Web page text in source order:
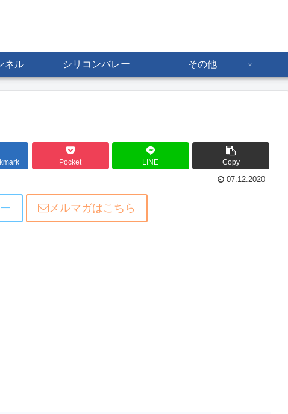
ネル シリコンバレー その他
Pocket LINE Copy
07.12.2020
メルマガはこちら